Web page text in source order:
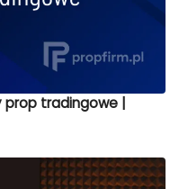
tradingowe |